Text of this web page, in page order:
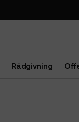
Rådgivning